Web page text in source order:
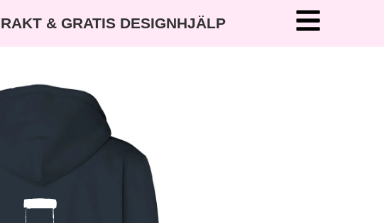
& GRATIS DESIGNHJÄLP